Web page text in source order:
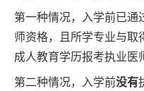
第一种情况，入学前已
师资格，且所学专业与
成人教育学历报考执业医
第二种情况，入学前没有